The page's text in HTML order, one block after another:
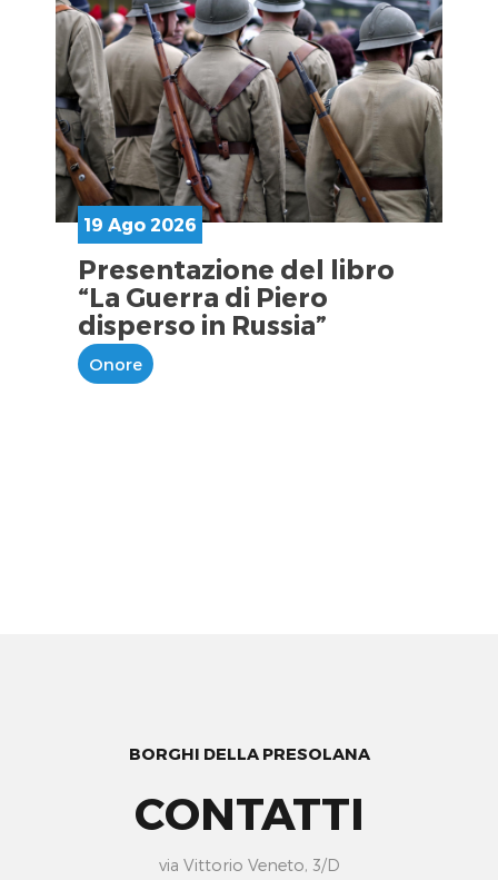
19 Ago 2026
Presentazione del libro
“La Guerra di Piero
disperso in Russia”
Onore
BORGHI DELLA PRESOLANA
CONTATTI
via Vittorio Veneto, 3/D